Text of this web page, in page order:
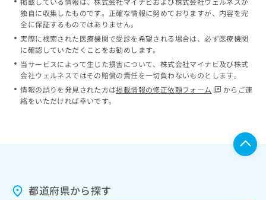
独自に収集したものです。正確な情報に努めておりますが、内容を完
全に保証するものではありません。
実際に検索された医療機関で受診を希望される場合は、必ず医療機関
に確認していただくことをお勧めします。
当サービスによって生じた損害について、株式会社マイナビ及び株式
会社ウェルネスではその賠償の責任を一切負わないものとします。
情報の誤りを発見された方は掲載情報の修正依頼フォーム
からご連
絡をいただければ幸いです。
都道府県から探す